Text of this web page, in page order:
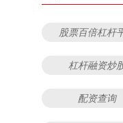
股票百倍杠杆
杠杆融资炒
配资查询